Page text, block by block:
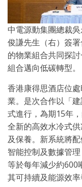
中電源動集團總裁
俊謙先生（右）簽
的物業組合共同探
組合邁向低碳轉型。
香港康得思酒店位
業。是次合作以「
式進行，為期15年
全新的高效水冷式
及保養。新系統將
智能控制及數據管
等於每年減少約600
其可持續及能源效率